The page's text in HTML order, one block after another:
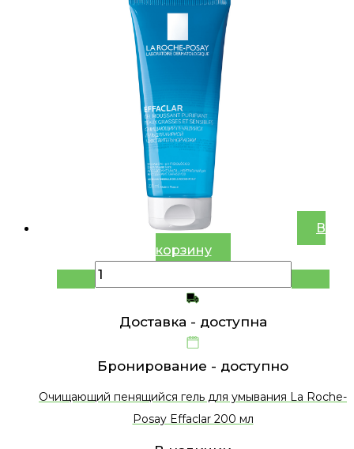
В
корзину
Доставка - доступна
Бронирование - доступно
Очищающий пенящийся гель для умывания La Roche-
Posay Effaclar 200 мл